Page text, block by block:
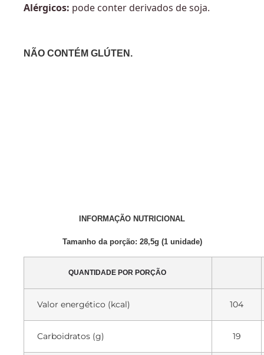
Alérgicos: pode conter derivados de soja.
NÃO CONTÉM GLÚTEN.
INFORMAÇÃO NUTRICIONAL
Tamanho da porção: 28,5g (1 unidade)
QUANTIDADE POR PORÇÃO
Valor energético (kcal) 104
Carboidratos (g) 19